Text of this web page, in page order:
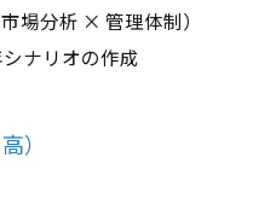
場分析 × 管理体制）
ナリオの作成
）